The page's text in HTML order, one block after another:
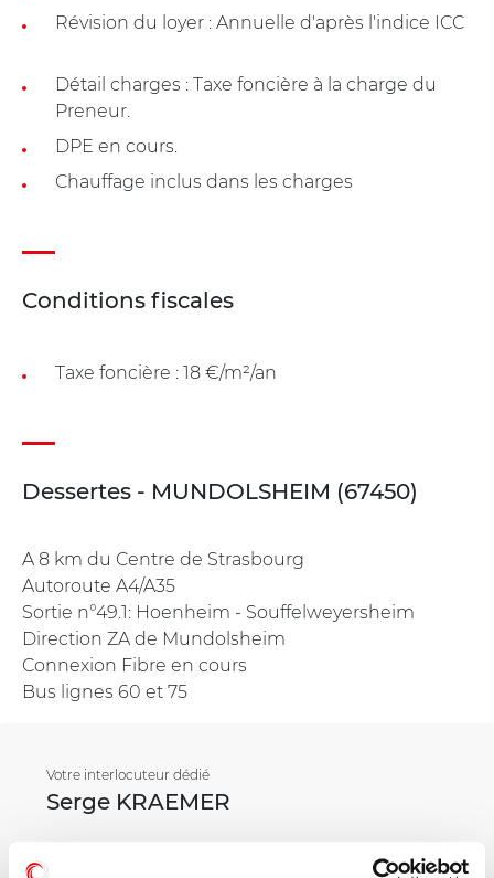
Révision du loyer : Annuelle d'après l'indice ICC
Détail charges : Taxe foncière à la charge du
Preneur.
DPE en cours.
Chauffage inclus dans les charges
Conditions fiscales
Taxe foncière : 18 €/m²/an
Dessertes - MUNDOLSHEIM (67450)
A 8 km du Centre de Strasbourg
Autoroute A4/A35
Sortie n°49.1: Hoenheim - Souffelweyersheim
Direction ZA de Mundolsheim
Connexion Fibre en cours
Bus lignes 60 et 75
Votre interlocuteur dédié
Serge KRAEMER